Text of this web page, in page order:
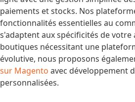
paiements et stocks. Nos
fonctionnalités essentielles au
s'adaptent aux spécificités de votre
boutiques nécessitant une
évolutive, nous proposons
sur Magento avec développement
personnalisées.